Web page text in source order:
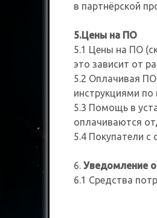
в партнёрской
5.Цены на ПО
5.1 Цены на ПО
это зависит от
5.2 Оплачивая
инструкциями по
5.3 Помощь в
оплачиваются
5.4 Покупатели
6. Уведомление о
6.1 Средства